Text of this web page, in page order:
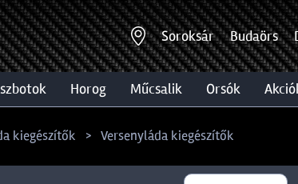
Soroksár Budaörs
horog műcsalik orsók
kiegészítők Versenyláda kiegészítők